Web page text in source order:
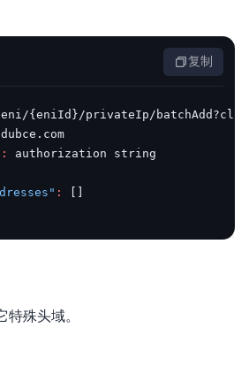
复制
{eniId } /privateIp/
:
: [ ]
特殊头域。